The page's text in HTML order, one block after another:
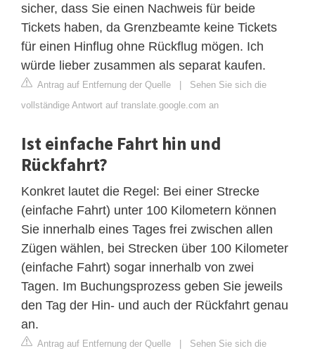
sicher, dass Sie einen Nachweis für beide
Tickets haben, da Grenzbeamte keine Tickets
für einen Hinflug ohne Rückflug mögen. Ich
würde lieber zusammen als separat kaufen.
Antrag auf Entfernung der Quelle | Sehen Sie sich die
vollständige Antwort auf translate.google.com an
Ist einfache Fahrt hin und
Rückfahrt?
Konkret lautet die Regel: Bei einer Strecke
(einfache Fahrt) unter 100 Kilometern können
Sie innerhalb eines Tages frei zwischen allen
Zügen wählen, bei Strecken über 100 Kilometer
(einfache Fahrt) sogar innerhalb von zwei
Tagen. Im Buchungsprozess geben Sie jeweils
den Tag der Hin- und auch der Rückfahrt genau
an.
Antrag auf Entfernung der Quelle | Sehen Sie sich die